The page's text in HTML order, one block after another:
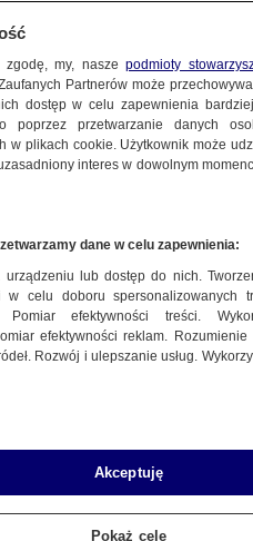
ludzi
zgodę, my, naszepodmioty
Partnerów może
dostęp w celu zapewnienia
poprzez przetwarzanie danych
w plikach cookie. Użytkownik może
interes w dowolnym
dane w celu zapewnienia:
urządzeniu lub dostęp do nich.
w celu doboru spersonalizowanych
Pomiar efektywności treści.
efektywności reklam.
Rozwój i ulepszanie usług.
Akceptuję
Pokaż cele